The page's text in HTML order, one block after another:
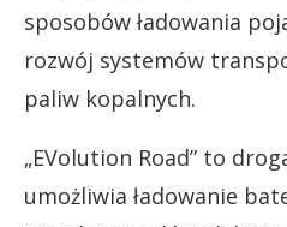
sposobów ładowania
rozwój systemów
paliw kopalnych.
„EVolution Road” to
umożliwia ładowanie